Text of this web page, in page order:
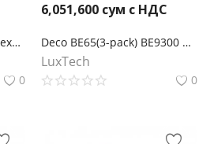
Deco BE65-5G(1-pack) Трехдиапазонная Mesh-модуль Wi-Fi 7 BE11000 с поддержкой 5G
0
6,051,600 сум с НДС
Deco BE65(3-pack) BE9300 Трехдиапазонная Mesh-система Wi-Fi 7
LuxTech
0